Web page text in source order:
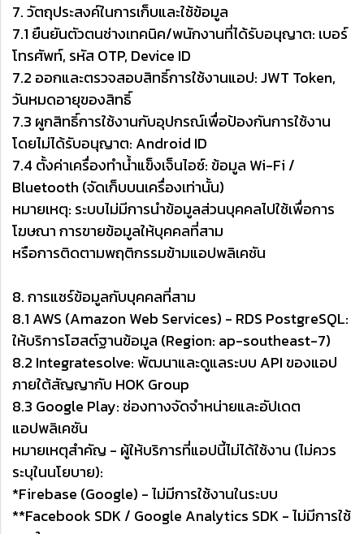
7. วัตถุประสงค์ในการเก็บและใช้ข้อมูล
7.1 ยืนยันตัวตนช่างเทคนิค/พนักงานที่ได้รับอนุญาต: เบอร์
โทรศัพท์, รหัส OTP, Device ID
7.2 ออกและตรวจสอบสิทธิ์การใช้งานแอป: JWT Token,
วันหมดอายุของสิทธิ์
7.3 ผูกสิทธิ์การใช้งานกับอุปกรณ์เพื่อป้องกันการใช้งาน
โดยไม่ได้รับอนุญาต: Android ID
7.4 ตั้งค่าเครื่องทำน้ำแข็งเจ็นไอซ์: ข้อมูล Wi-Fi /
Bluetooth (จัดเก็บบนเครื่องเท่านั้น)
หมายเหตุ: ระบบไม่มีการนำข้อมูลส่วนบุคคลไปใช้เพื่อการ
โฆษณา การขายข้อมูลให้บุคคลที่สาม
หรือการติดตามพฤติกรรมข้ามแอปพลิเคชัน
8. การแชร์ข้อมูลกับบุคคลที่สาม
8.1 AWS (Amazon Web Services) - RDS PostgreSQL:
ให้บริการโฮสต์ฐานข้อมูล (Region: ap-southeast-7)
8.2 Integratesolve: พัฒนาและดูแลระบบ API ของแอป
ภายใต้สัญญากับ HOK Group
8.3 Google Play: ช่องทางจัดจำหน่ายและอัปเดต
แอปพลิเคชัน
หมายเหตุสำคัญ - ผู้ให้บริการที่แอปนี้ไม่ได้ใช้งาน (ไม่ควร
ระบุในนโยบาย):
*Firebase (Google) - ไม่มีการใช้งานในระบบ
**Facebook SDK / Google Analytics SDK - ไม่มีการใช้